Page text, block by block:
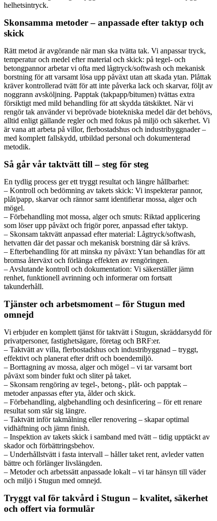
helhetsintryck.
Skonsamma metoder – anpassade efter taktyp och
skick
Rätt metod är avgörande när man ska tvätta tak. Vi anpassar tryck,
temperatur och medel efter material och skick: på tegel- och
betongpannor arbetar vi ofta med lågtryck/softwash och mekanisk
borstning för att varsamt lösa upp påväxt utan att skada ytan. Plåttak
kräver kontrollerad tvätt för att inte påverka lack och skarvar, följt av
noggrann avsköljning. Papptak (takpapp/bitumen) tvättas extra
försiktigt med mild behandling för att skydda tätskiktet. När vi
rengör tak använder vi beprövade biotekniska medel där det behövs,
alltid enligt gällande regler och med fokus på miljö och säkerhet. Vi
är vana att arbeta på villor, flerbostadshus och industribyggnader –
med komplett fallskydd, utbildad personal och dokumenterad
metodik.
Så går vår taktvätt till – steg för steg
En tydlig process ger ett tryggt resultat och längre hållbarhet:
– Kontroll och bedömning av takets skick: Vi inspekterar pannor,
plåt/papp, skarvar och rännor samt identifierar mossa, alger och
mögel.
– Förbehandling mot mossa, alger och smuts: Riktad applicering
som löser upp påväxt och frigör porer, anpassad efter taktyp.
– Skonsam taktvätt anpassad efter material: Lågtryck/softwash,
hetvatten där det passar och mekanisk borstning där så krävs.
– Efterbehandling för att minska ny påväxt: Ytan behandlas för att
bromsa återväxt och förlänga effekten av rengöringen.
– Avslutande kontroll och dokumentation: Vi säkerställer jämn
renhet, funktionell avrinning och informerar om fortsatt
takunderhåll.
Tjänster och arbetsmoment – för Stugun med
omnejd
Vi erbjuder en komplett tjänst för taktvätt i Stugun, skräddarsydd för
privatpersoner, fastighetsägare, företag och BRF:er.
– Taktvätt av villa, flerbostadshus och industribyggnad – tryggt,
effektivt och planerat efter drift och boendemiljö.
– Borttagning av mossa, alger och mögel – vi tar varsamt bort
påväxt som binder fukt och sliter på taket.
– Skonsam rengöring av tegel-, betong-, plåt- och papptak –
metoder anpassas efter yta, ålder och skick.
– Förbehandling, algbehandling och desinficering – för ett renare
resultat som står sig längre.
– Taktvätt inför takmålning eller renovering – skapar optimal
vidhäftning och jämn finish.
– Inspektion av takets skick i samband med tvätt – tidig upptäckt av
skador och förbättringsbehov.
– Underhållstvätt i fasta intervall – håller taket rent, avleder vatten
bättre och förlänger livslängden.
– Metoder och arbetssätt anpassade lokalt – vi tar hänsyn till väder
och miljö i Stugun med omnejd.
Tryggt val för takvård i Stugun – kvalitet, säkerhet
och offert via formulär